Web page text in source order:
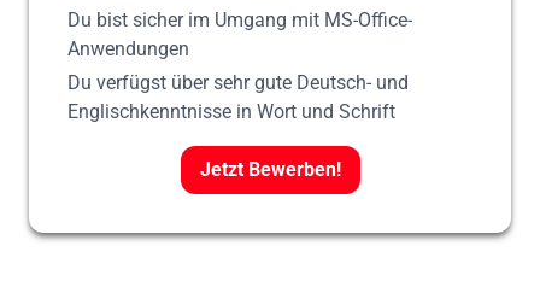
Du bist sicher im Umgang mit MS-Office-
Anwendungen
Du verfügst über sehr gute Deutsch- und
Englischkenntnisse in Wort und Schrift
Jetzt Bewerben!